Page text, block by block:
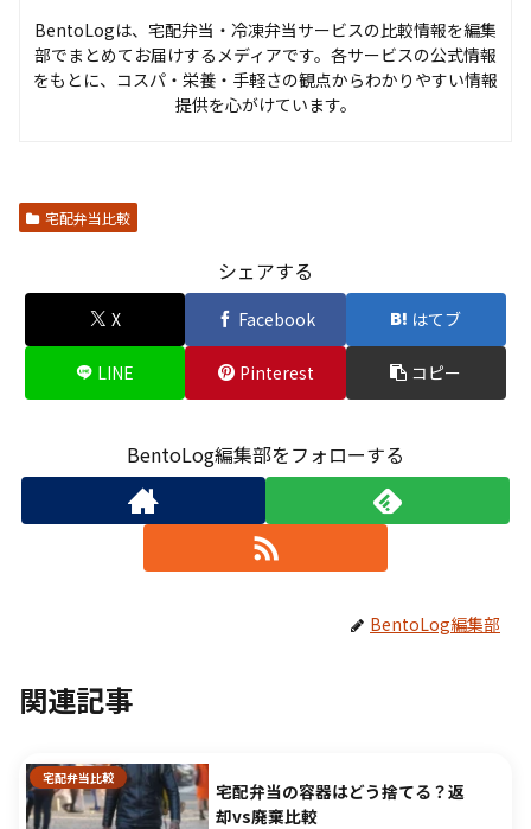
BentoLogは、宅配弁当・冷凍弁当サービスの比較情報を編集
部でまとめてお届けするメディアです。各サービスの公式情報
をもとに、コスパ・栄養・手軽さの観点からわかりやすい情報
提供を心がけています。
宅配弁当比較
シェアする
X Facebook はてブ
LINE Pinterest コピー
BentoLog編集部をフォローする
BentoLog編集部
関連記事
宅配弁当比較
宅配弁当の容器はどう捨てる？返
却vs廃棄比較